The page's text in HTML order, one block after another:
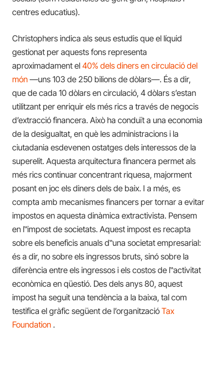
centres educatius).
Christophers indica als seus estudis que el líquid
gestionat per aquests fons representa
aproximadament el 40% dels diners en circulació del
món —uns 103 de 250 bilions de dòlars—. És a dir,
que de cada 10 dòlars en circulació, 4 dòlars s’estan
utilitzant per enriquir els més rics a través de negocis
d’extracció financera. Això ha conduït a una economia
de la desigualtat, en què les administracions i la
ciutadania esdevenen ostatges dels interessos de la
superelit. Aquesta arquitectura financera permet als
més rics continuar concentrant riquesa, majorment
posant en joc els diners dels de baix. I a més, es
compta amb mecanismes financers per tornar a evitar
impostos en aquesta dinàmica extractivista. Pensem
en l‟impost de societats. Aquest impost es recapta
sobre els beneficis anuals d‟una societat empresarial:
és a dir, no sobre els ingressos bruts, sinó sobre la
diferència entre els ingressos i els costos de l‟activitat
econòmica en qüestió. Des dels anys 80, aquest
impost ha seguit una tendència a la baixa, tal com
testifica el gràfic següent de l’organització Tax
Foundation .